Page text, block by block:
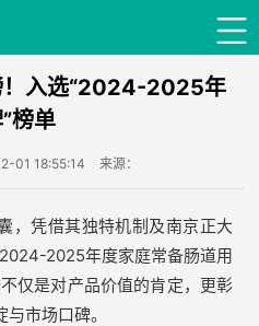
！入选“2024-2025年
榜单
01 18:55:14 来源：
，凭借其独特机制及南京正大
2025年度家庭常备肠道用
仅是对产品价值的肯定，更彰
市场口碑。